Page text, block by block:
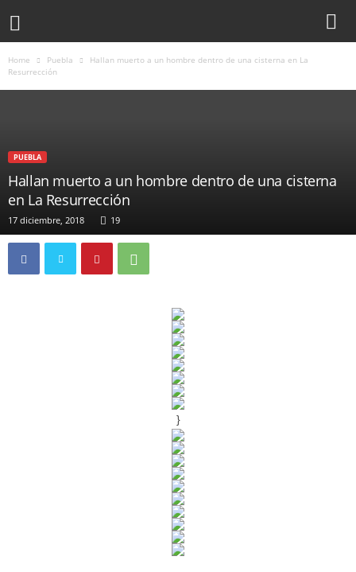
Home Puebla
Hallan muerto a un hombre dentro de una cisterna en La
Resurrección
PUEBLA
Hallan muerto a un hombre dentro de una cisterna
en La Resurrección
17 diciembre, 2018 19
}